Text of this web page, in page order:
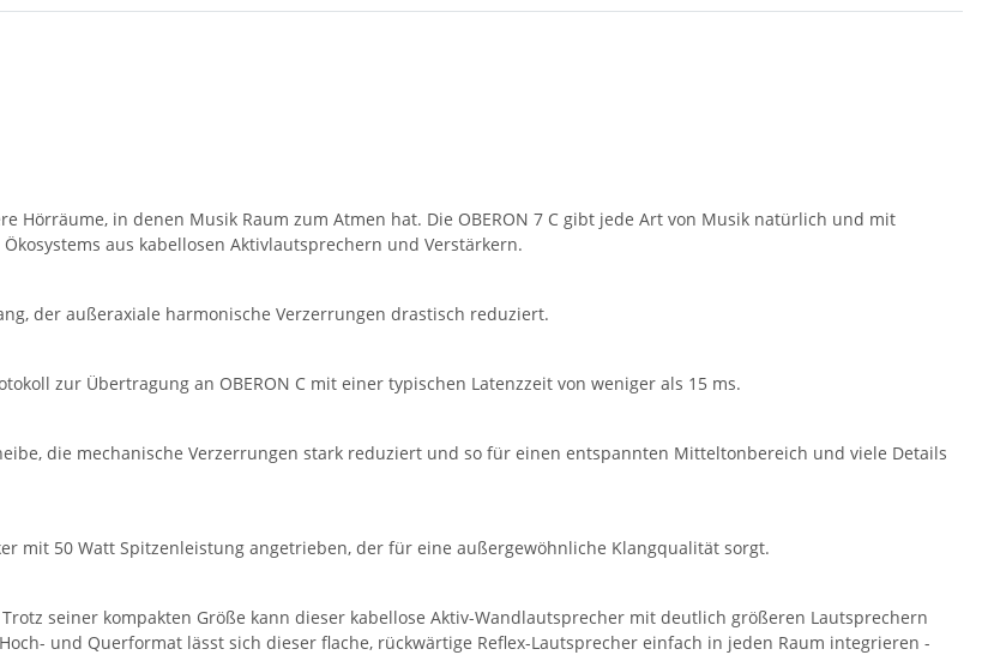
Hörräume, in denen Musik Raum zum Atmen hat. Die OBERON 7 C gibt jede Art von Musik natürlich und mit
aus kabellosen Aktivlautsprechern und Verstärkern.
der außeraxiale harmonische Verzerrungen drastisch reduziert.
zur Übertragung an OBERON C mit einer typischen Latenzzeit von weniger als 15 ms.
die mechanische Verzerrungen stark reduziert und so für einen entspannten Mitteltonbereich und viele Details
mit 50 Watt Spitzenleistung angetrieben, der für eine außergewöhnliche Klangqualität sorgt.
seiner kompakten Größe kann dieser kabellose Aktiv-Wandlautsprecher mit deutlich größeren Lautsprechern
und Querformat lässt sich dieser flache, rückwärtige Reflex-Lautsprecher einfach in jeden Raum integrieren -